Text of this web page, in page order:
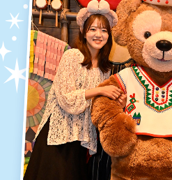
TOP
バケーションパッケージとは
Your Story